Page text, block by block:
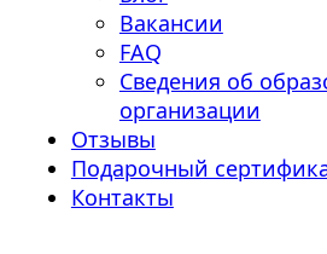
Вакансии
FAQ
Сведения об
организации
Отзывы
Подарочный
Контакты